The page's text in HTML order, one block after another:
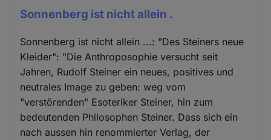
Sonnenberg ist nicht allein .
Sonnenberg ist nicht allein ...: "Des Steiners neue
Kleider": "Die Anthroposophie versucht seit
Jahren, Rudolf Steiner ein neues, positives und
neutrales Image zu geben: weg vom
"verstörenden" Esoteriker Steiner, hin zum
bedeutenden Philosophen Steiner. Dass sich ein
nach aussen hin renommierter Verlag, der